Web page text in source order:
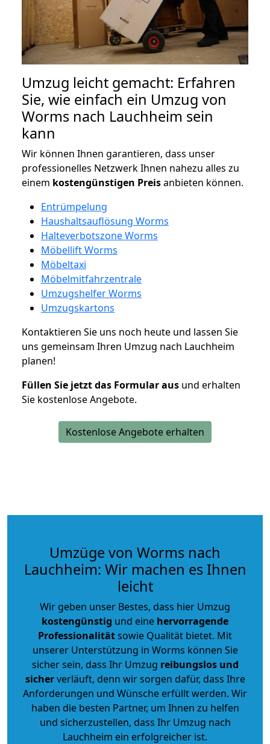
Umzug leicht gemacht: Erfahren
Sie, wie einfach ein Umzug von
Worms nach Lauchheim sein
kann
Wir können Ihnen garantieren, dass unser
professionelles Netzwerk Ihnen nahezu alles zu
einem kostengünstigen Preisanbieten können.
Entrümpelung
Haushaltsauflösung Worms
Halteverbotszone Worms
Möbellift Worms
Möbeltaxi
Möbelmitfahrzentrale
Umzugshelfer Worms
Umzugskartons
Kontaktieren Sie uns noch heute und lassen Sie
uns gemeinsam Ihren Umzug nach Lauchheim
planen!
Füllen Sie jetzt das Formular aus und erhalten
Sie kostenlose Angebote.
Kostenlose Angebote erhalten
Umzüge von Worms nach
Lauchheim: Wir machen es Ihnen
leicht
Wir geben unser Bestes, dass hier Umzug
kostengünstig und eine hervorragende
Professionalitätsowie Qualität bietet. Mit
unserer Unterstützung in Worms können Sie
sicher sein, dass Ihr Umzug reibungslos und
sicherverläuft, denn wir sorgen dafür, dass Ihre
Anforderungen und Wünsche erfüllt werden. Wir
haben die besten Partner, um Ihnen zu helfen
und sicherzustellen, dass Ihr Umzug nach
Lauchheim ein erfolgreicher ist.